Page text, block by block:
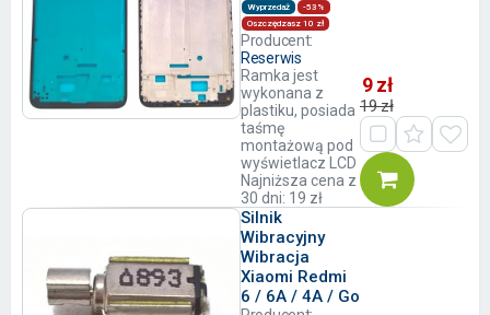
Wyprzedaż
-53%
Oszczędzasz 10 zł
Producent:
Reserwis
Ramka jest
wykonana z
plastiku, posiada
taśmę
montażową pod
wyświetlacz LCD
Najniższa cena z
30 dni: 19 zł
9 zł
19 zł
Silnik
Wibracyjny
Wibracja
Xiaomi Redmi
6 / 6A / 4A / Go